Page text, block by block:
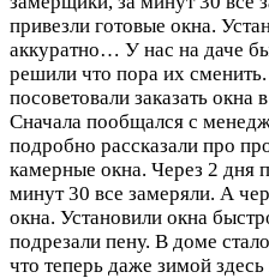
привезли готовые окна.
аккуратно… У нас на даче
решили что пора их
посоветовали заказать
Сначала пообщался с
подробно рассказали про
камерные окна. Через 2 дня
минут 30 все замеряли. А
окна. Установили окна
подрезали пену. В доме
что теперь даже зимой